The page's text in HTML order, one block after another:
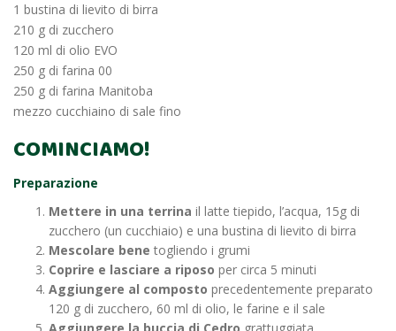
1 bustina di lievito di birra
210 g di zucchero
120 ml di olio EVO
250 g di farina 00
250 g di farina Manitoba
mezzo cucchiaino di sale fino
COMINCIAMO!
Preparazione
Mettere in una terrina il latte tiepido, l’acqua, 15g di
zucchero (un cucchiaio) e una bustina di lievito di birra
Mescolare bene togliendo i grumi
Coprire e lasciare a riposo per circa 5 minuti
Aggiungere al composto precedentemente preparato
120 g di zucchero, 60 ml di olio, le farine e il sale